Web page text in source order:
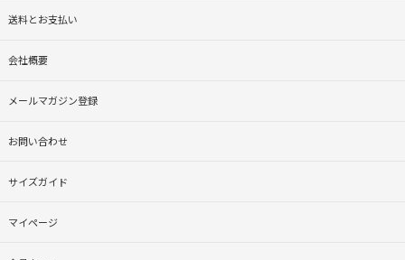
送料とお支払い
会社概要
メールマガジン登録
お問い合わせ
サイズガイド
マイページ